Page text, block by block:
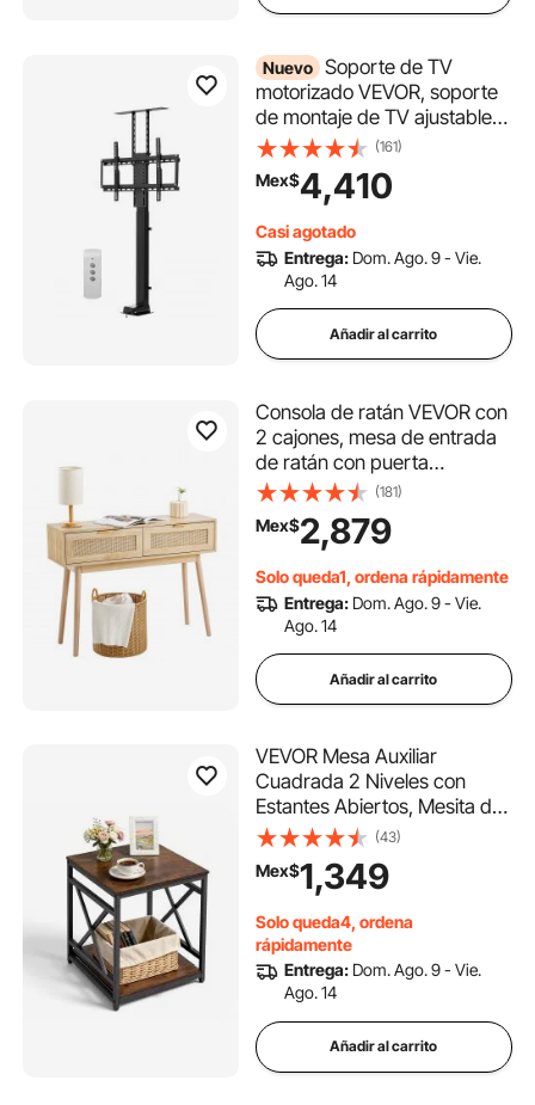
Nuevo Soporte de TV
motorizado VEVOR, soporte
de montaje de TV ajustable
con carga máxima de 120 lb,
soporte de TV eléctrico
vertical con control remoto,
con VESA máximo de 24 x 16
pulgadas, para televisores de
32 a 70 pulgadas
(161)
Mex$4,410
Casi agotado
Entrega: Dom. Ago. 9 - Vie.
Ago. 14
Añadir al carrito
Consola de ratán VEVOR con
2 cajones, mesa de entrada
de ratán con puerta
corrediza de ratán natural,
consola para sala de estar,
estudio, entrada o pared de
(181)
Mex$2,879
Solo queda1, ordena rápidamente
Entrega: Dom. Ago. 9 - Vie.
Ago. 14
Añadir al carrito
VEVOR Mesa Auxiliar
Cuadrada 2 Niveles con
Estantes Abiertos, Mesita de
Noche con Marco de Metal
en Forma de X, Escritorio de
Centro 45,7x45,7x51 cm,
Dormitorio, Oficina, Marrón
(43)
Mex$1,349
Solo queda4, ordena
rápidamente
Entrega: Dom. Ago. 9 - Vie.
Ago. 14
Añadir al carrito